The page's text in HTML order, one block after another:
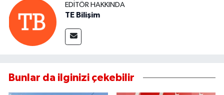
EDITÖR HAKKINDA
TE Bilişim
Bunlar da ilginizi çekebilir